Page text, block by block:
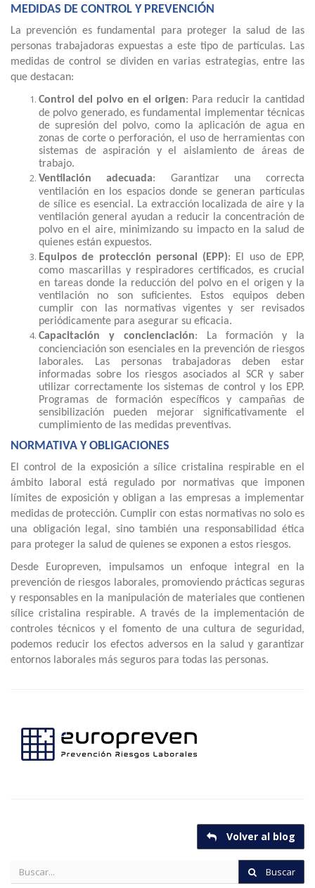
MEDIDAS DE CONTROL Y PREVENCIÓN
La prevención es fundamental para proteger la salud de las
personas trabajadoras expuestas a este tipo de partículas. Las
medidas de control se dividen en varias estrategias, entre las
que destacan:
Control del polvo en el origen: Para reducir la cantidad
de polvo generado, es fundamental implementar técnicas
de supresión del polvo, como la aplicación de agua en
zonas de corte o perforación, el uso de herramientas con
sistemas de aspiración y el aislamiento de áreas de
trabajo.
Ventilación adecuada: Garantizar una correcta
ventilación en los espacios donde se generan partículas
de sílice es esencial. La extracción localizada de aire y la
ventilación general ayudan a reducir la concentración de
polvo en el aire, minimizando su impacto en la salud de
quienes están expuestos.
Equipos de protección personal (EPP): El uso de EPP,
como mascarillas y respiradores certificados, es crucial
en tareas donde la reducción del polvo en el origen y la
ventilación no son suficientes. Estos equipos deben
cumplir con las normativas vigentes y ser revisados
periódicamente para asegurar su eficacia.
Capacitación y concienciación: La formación y la
concienciación son esenciales en la prevención de riesgos
laborales. Las personas trabajadoras deben estar
informadas sobre los riesgos asociados al SCR y saber
utilizar correctamente los sistemas de control y los EPP.
Programas de formación específicos y campañas de
sensibilización pueden mejorar significativamente el
cumplimiento de las medidas preventivas.
NORMATIVA Y OBLIGACIONES
El control de la exposición a sílice cristalina respirable en el
ámbito laboral está regulado por normativas que imponen
límites de exposición y obligan a las empresas a implementar
medidas de protección. Cumplir con estas normativas no solo es
una obligación legal, sino también una responsabilidad ética
para proteger la salud de quienes se exponen a estos riesgos.
Desde Europreven, impulsamos un enfoque integral en la
prevención de riesgos laborales, promoviendo prácticas seguras
y responsables en la manipulación de materiales que contienen
sílice cristalina respirable. A través de la implementación de
controles técnicos y el fomento de una cultura de seguridad,
podemos reducir los efectos adversos en la salud y garantizar
entornos laborales más seguros para todas las personas.
Volver al blog
Buscar